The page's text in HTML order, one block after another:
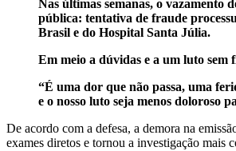
Nas últimas semanas, o vazamento
pública: tentativa de fraude
Brasil e do Hospital Santa Júlia.
Em meio a dúvidas e a um luto sem
“É uma dor que não passa, uma
e o nosso luto seja menos doloroso
De acordo com a defesa, a demora na
exames diretos e tornou a investigação mais